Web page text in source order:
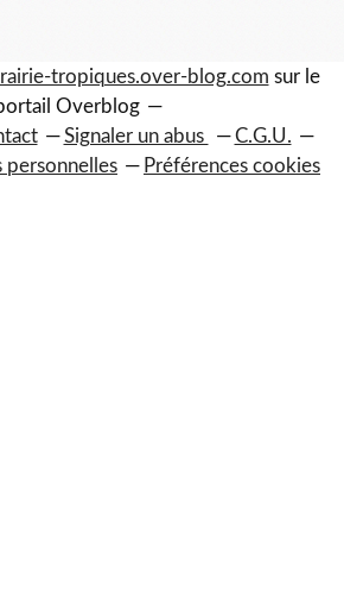
tropiques.over-blog.com sur le
Overblog
Signaler un abus
C.G.U.
personnelles
Préférences cookies